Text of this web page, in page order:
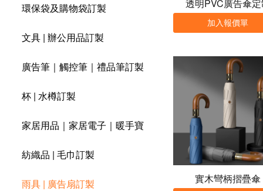
環保袋及購物袋訂製
文具 | 辦公用品訂製
廣告筆｜觸控筆｜禮品筆訂製
杯 | 水樽訂製
家居用品｜家居電子｜暖手寶
紡織品 | 毛巾訂製
雨具 | 廣告扇訂製
透明PVC廣告傘
加入報價單
實木彎柄摺疊傘